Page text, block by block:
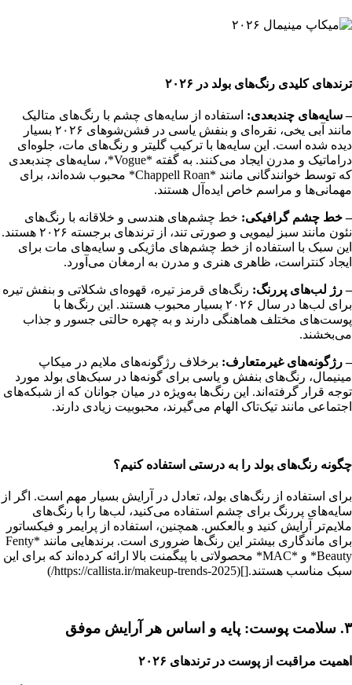
ترندهای کلیدی رنگ‌های بولد در ۲۰۲۶
– سایه‌های چندبعدی: استفاده از سایه‌های چشم با رنگ‌های متالیک
مانند آبی یخی، نقره‌ای و بنفش یاسی در فشن‌شوهای ۲۰۲۶ بسیار
دیده شده است. این سایه‌ها با ترکیب گلیتر و رنگ‌های مات، جلوه‌ای
دراماتیک و مدرن ایجاد می‌کنند. به گفته *Vogue*، سایه‌های چندبعدی
که توسط خوانندگانی مانند *Chappell Roan* محبوب شده‌اند، برای
مهمانی‌ها و مراسم خاص ایده‌آل هستند.
– خط چشم گرافیکی: خط چشم‌های هندسی و خلاقانه با رنگ‌های
نئون مانند سبز لیمویی و صورتی تند، از ترندهای برجسته ۲۰۲۶ هستند.
این سبک با استفاده از خط چشم‌های ماژیکی و سایه‌های مات برای
ایجاد کنتراست، ظاهری هنری و مدرن به ارمغان می‌آورد.
– رژ لب‌های پررنگ: رنگ‌های قرمز تیره، قهوه‌ای شکلاتی و بنفش تیره
برای لب‌ها در سال ۲۰۲۶ بسیار محبوب هستند. این رنگ‌ها با
پوست‌های مختلف هماهنگی دارند و به چهره حالتی جسور و جذاب
می‌بخشند.
– رژگونه‌های غیرمتعارف: برخلاف رژگونه‌های ملایم در میکاپ
مینیمال، رنگ‌های بنفش و یاسی برای گونه‌ها در سبک‌های بولد مورد
توجه قرار گرفته‌اند. این رنگ‌ها به‌ویژه در میان جوانان که از شبکه‌های
اجتماعی مانند تیک‌تاک الهام می‌گیرند، محبوبیت زیادی دارند.
چگونه رنگ‌های بولد را به درستی استفاده کنیم؟
برای استفاده از رنگ‌های بولد، تعادل در آرایش بسیار مهم است. اگر از
سایه‌های پررنگ برای چشم استفاده می‌کنید، لب‌ها را با رنگ‌های
ملایم‌تر آرایش کنید و بالعکس. همچنین، استفاده از پرایمر و فیکساتور
برای ماندگاری بیشتر این رنگ‌ها ضروری است. برندهایی مانند *Fenty
Beauty* و *MAC* محصولاتی با پیگمنت بالا ارائه کرده‌اند که برای این
سبک مناسب هستند.[](https://callista.ir/makeup-trends-2025/)
۳. سلامت پوست: پایه و اساس هر آرایش موفق
اهمیت مراقبت از پوست در ترندهای ۲۰۲۶